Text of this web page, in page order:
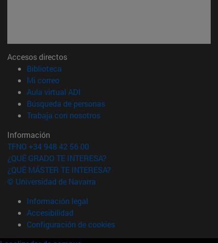
Accesos directos
Biblioteca
Mi correo(abre en nueva ventana)
Aula virtual ADI
Búsqueda de personas(abre en nueva ventana)
Trabaja con nosotros(abre en nueva ventana)
Información
TFNO +34 948 42 56 00
¿QUÉ GRADO TE INTERESA?
¿QUÉ MÁSTER TE INTERESA?
© Universidad de Navarra
Información legal
Accesibilidad
Configuración de cookies